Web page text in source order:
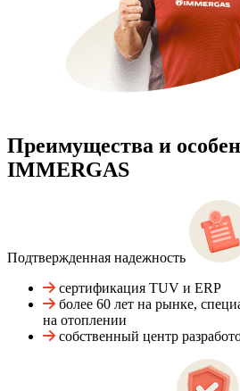
Преимущества и
IMMERGAS
Подтвержденная надежность
сертификация TUV и ERP
более 60 лет на рынке,
на отоплении
собственный центр